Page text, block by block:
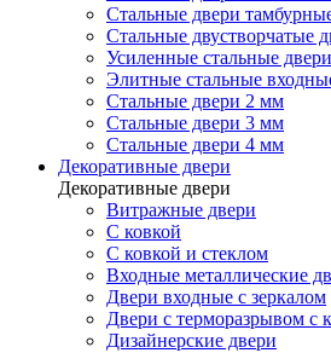
Стальные двери
Стальные двустворчатые
Усиленные стальные двери
Элитные стальные
Стальные двери 2 мм
Стальные двери 3 мм
Стальные двери 4 мм
Декоративные двери
Декоративные двери
Витражные двери
С ковкой
С ковкой и стеклом
Входные металлические
Двери входные с зеркалом
Двери с терморазрывом с
Дизайнерские двери